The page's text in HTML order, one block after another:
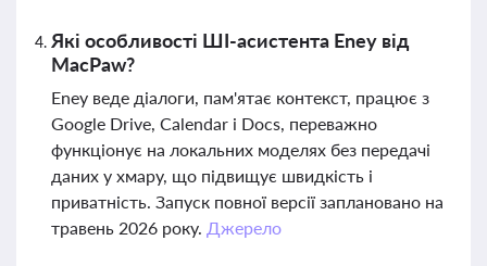
Які особливості ШІ-асистента Eney від
MacPaw?
Eney веде діалоги, пам'ятає контекст, працює з
Google Drive, Calendar і Docs, переважно
функціонує на локальних моделях без передачі
даних у хмару, що підвищує швидкість і
приватність. Запуск повної версії заплановано на
травень 2026 року. Джерело